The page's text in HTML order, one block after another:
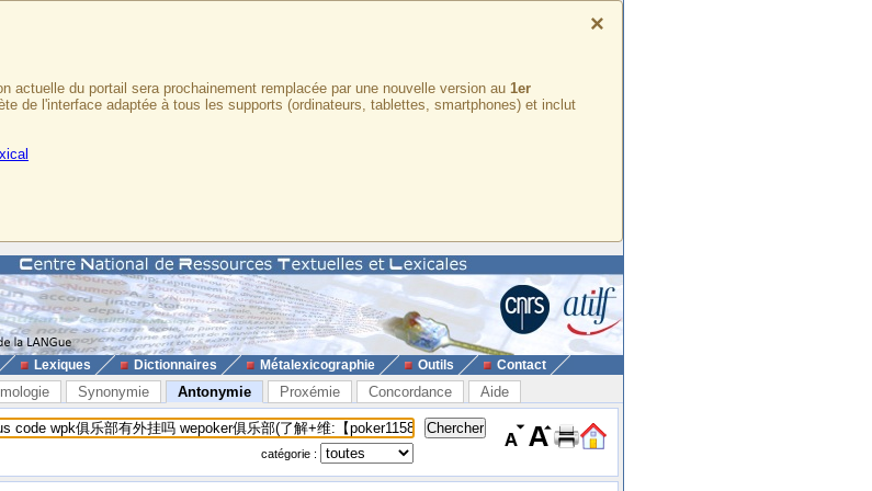
×
actuelle du portail sera prochainement remplacée par une nouvelle version au 1er
de l'interface adaptée à tous les supports (ordinateurs, tablettes, smartphones) et inclut
Lexiques Dictionnaires Métalexicographie Outils Contact
Synonymie Antonymie Proxémie Concordance Aide
catégorie :